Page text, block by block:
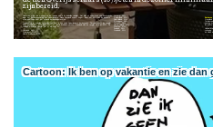
zijn bereid.
Cartoon: Ik ben op vakantie en zie